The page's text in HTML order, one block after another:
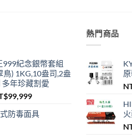
紀念銀幣套組
) 1KG,10盎司,2盎
多年珍藏割愛
99,999目
價
防毒面具
熱門商品